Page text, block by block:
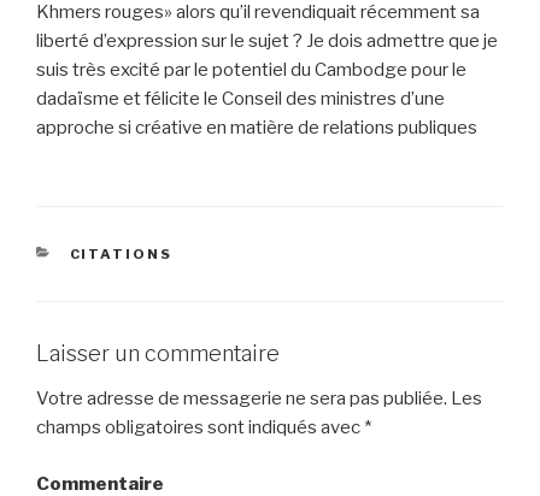
Khmers rouges» alors qu’il revendiquait récemment sa
liberté d’expression sur le sujet ? Je dois admettre que je
suis très excité par le potentiel du Cambodge pour le
dadaïsme et félicite le Conseil des ministres d’une
approche si créative en matière de relations publiques
CATÉGORIES
CITATIONS
Laisser un commentaire
Votre adresse de messagerie ne sera pas publiée. Les
champs obligatoires sont indiqués avec *
Commentaire